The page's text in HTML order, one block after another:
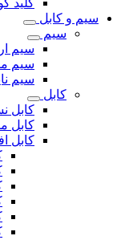
کلید
سیم و کابل
سیم
سیم
سیم
سیم
کابل
کابل
کابل
کابل